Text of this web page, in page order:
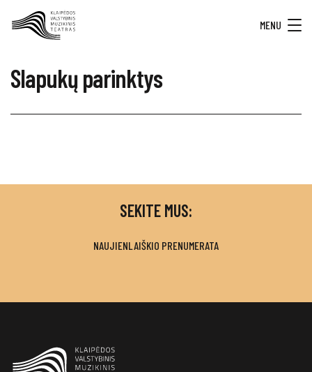
MENU
Slapukų parinktys
SEKITE MUS:
NAUJIENLAIŠKIO PRENUMERATA